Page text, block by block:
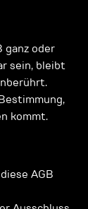
ganz oder
sein, bleibt
kommt.
AGB